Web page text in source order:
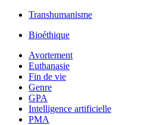
Transhumanisme
Bioéthique
Avortement
Euthanasie
Fin de vie
Genre
GPA
Intelligence artificielle
PMA